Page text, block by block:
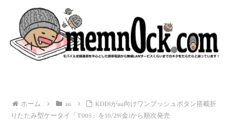
ホーム au
KDDIがau向けワンプッシュボタン搭載折
りたたみ型ケータイ「T005」を10/29(金)から順次発売